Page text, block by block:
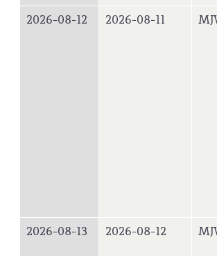
2026-08-12
2026-08-11
2026-08-13
2026-08-12